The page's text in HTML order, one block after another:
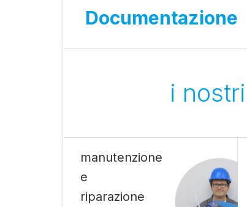
Documentazione
i
manutenzione
e
riparazione